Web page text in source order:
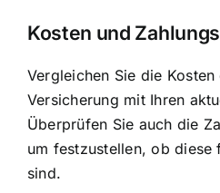
Kosten und
Vergleichen Sie die Kosten
Versicherung mit Ihren
Überprüfen Sie auch die
um festzustellen, ob diese
sind.